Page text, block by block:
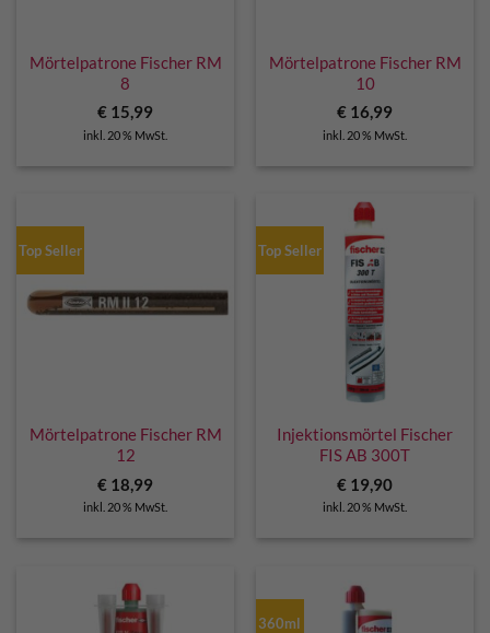
Mörtelpatrone Fischer RM
8
€ 15,99
inkl. 20 % MwSt.
Mörtelpatrone Fischer RM
10
€ 16,99
inkl. 20 % MwSt.
Top Seller
Mörtelpatrone Fischer RM
12
€ 18,99
inkl. 20 % MwSt.
Top Seller
Injektionsmörtel Fischer
FIS AB 300T
€ 19,90
inkl. 20 % MwSt.
360ml